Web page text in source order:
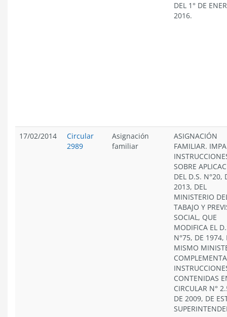
DEL 1° DE
2016.
17/02/2014
Circular
2989
Asignación
familiar
ASIGNACIÓN
FAMILIAR.
SOBRE
DEL D.S. N°20,
2013, DEL
MINISTERIO
TABAJO Y
SOCIAL, QUE
MODIFICA EL
N°75, DE 1974,
MISMO
COMPLEMENTA
CONTENIDAS
CIRCULAR N°
DE 2009, DE